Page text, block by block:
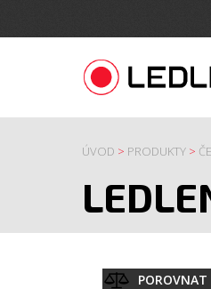
ÚVOD > PRODUKTY >
POROVNAT